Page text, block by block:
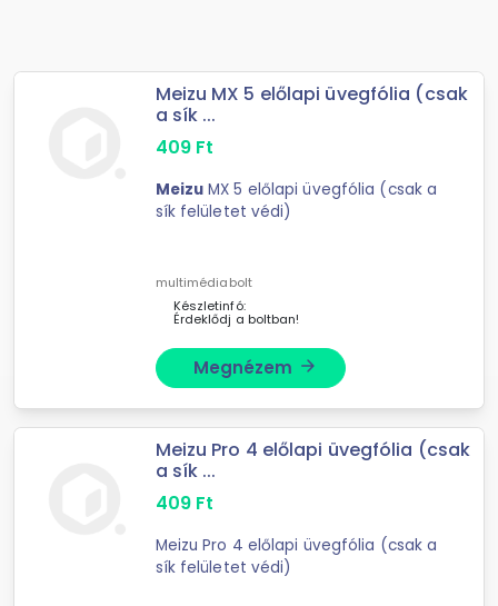
Meizu MX 5 előlapi üvegfólia (csak
a sík ...
409 Ft
Meizu MX 5 előlapi üvegfólia (csak a
sík felületet védi)
multimédiabolt
Készletinfó:
Érdeklődj a boltban!
Megnézem arrow_forward
Meizu Pro 4 előlapi üvegfólia (csak
a sík ...
409 Ft
Meizu Pro 4 előlapi üvegfólia (csak a
sík felületet védi)